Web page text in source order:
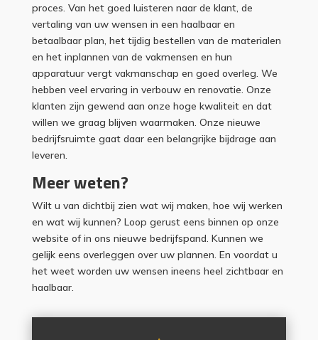
proces. Van het goed luisteren naar de klant, de
vertaling van uw wensen in een haalbaar en
betaalbaar plan, het tijdig bestellen van de materialen
en het inplannen van de vakmensen en hun
apparatuur vergt vakmanschap en goed overleg. We
hebben veel ervaring in verbouw en renovatie. Onze
klanten zijn gewend aan onze hoge kwaliteit en dat
willen we graag blijven waarmaken. Onze nieuwe
bedrijfsruimte gaat daar een belangrijke bijdrage aan
leveren.
Meer weten?
Wilt u van dichtbij zien wat wij maken, hoe wij werken
en wat wij kunnen? Loop gerust eens binnen op onze
website of in ons nieuwe bedrijfspand. Kunnen we
gelijk eens overleggen over uw plannen. En voordat u
het weet worden uw wensen ineens heel zichtbaar en
haalbaar.